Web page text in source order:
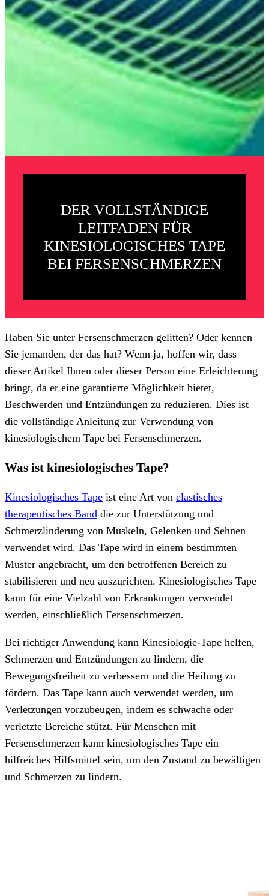
DER VOLLSTÄNDIGE
LEITFADEN FÜR
KINESIOLOGISCHES TAPE
BEI FERSENSCHMERZEN
Haben Sie unter Fersenschmerzen gelitten? Oder kennen
Sie jemanden, der das hat? Wenn ja, hoffen wir, dass
dieser Artikel Ihnen oder dieser Person eine Erleichterung
bringt, da er eine garantierte Möglichkeit bietet,
Beschwerden und Entzündungen zu reduzieren. Dies ist
die vollständige Anleitung zur Verwendung von
kinesiologischem Tape bei Fersenschmerzen.
Was ist kinesiologisches Tape?
Kinesiologisches Tape ist eine Art von elastisches
therapeutisches Band die zur Unterstützung und
Schmerzlinderung von Muskeln, Gelenken und Sehnen
verwendet wird. Das Tape wird in einem bestimmten
Muster angebracht, um den betroffenen Bereich zu
stabilisieren und neu auszurichten. Kinesiologisches Tape
kann für eine Vielzahl von Erkrankungen verwendet
werden, einschließlich Fersenschmerzen.
Bei richtiger Anwendung kann Kinesiologie-Tape helfen,
Schmerzen und Entzündungen zu lindern, die
Bewegungsfreiheit zu verbessern und die Heilung zu
fördern. Das Tape kann auch verwendet werden, um
Verletzungen vorzubeugen, indem es schwache oder
verletzte Bereiche stützt. Für Menschen mit
Fersenschmerzen kann kinesiologisches Tape ein
hilfreiches Hilfsmittel sein, um den Zustand zu bewältigen
und Schmerzen zu lindern.